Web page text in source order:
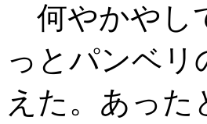
何やかやし
っとパンベ
えた。あっ